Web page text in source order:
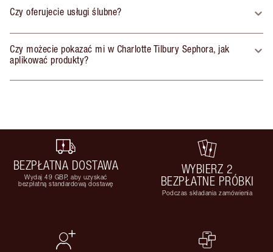
Czy oferujecie usługi ślubne?
Czy możecie pokazać mi w Charlotte Tilbury Sephora, jak
aplikować produkty?
BEZPŁATNA DOSTAWA
Wydaj 49 GBP, aby uzyskać
bezpłatną standardową dostawę
WYBIERZ 2
BEZPŁATNE PRÓBKI
Podczas składania zamówienia